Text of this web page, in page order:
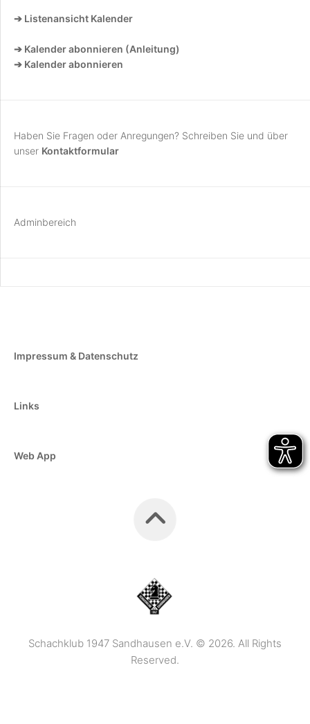
➔ Listenansicht Kalender
➔ Kalender abonnieren (Anleitung)
➔ Kalender abonnieren
Haben Sie Fragen oder Anregungen? Schreiben Sie und über
unser Kontaktformular
Adminbereich
Impressum & Datenschutz
Links
Web App
Schachklub 1947 Sandhausen e.V. © 2026. All Rights
Reserved.